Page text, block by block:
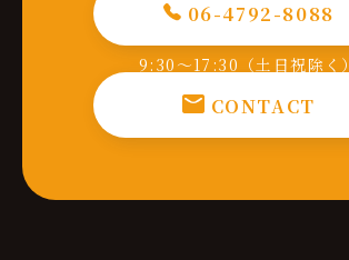
06-4792-8088
9:30～17:30（土日祝除く）
CONTACT